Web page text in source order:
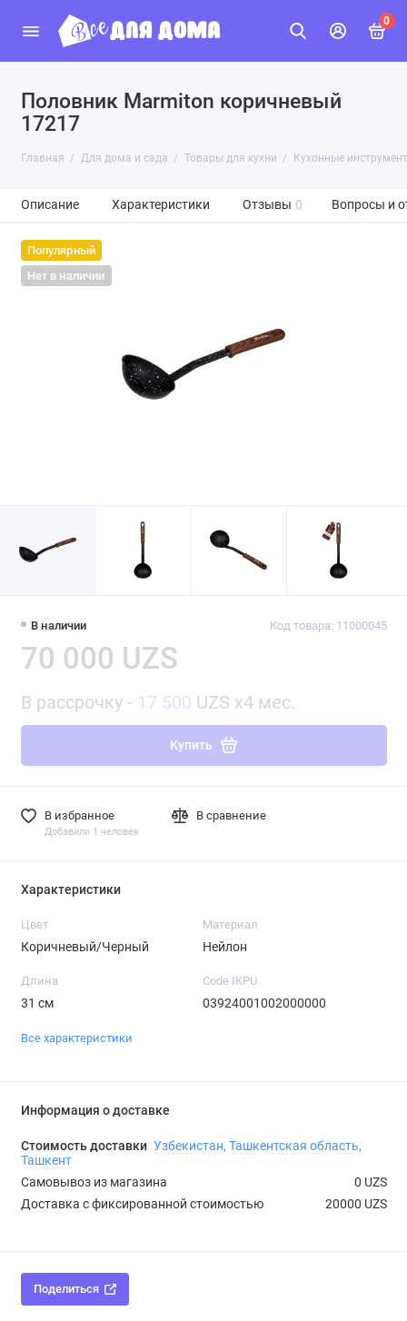
0
Половник Marmiton коричневый
17217
Главная Для дома и сада Товары для кухни Кухонные
Описание Характеристики Отзывы 0 Вопросы и
Популярный
Нет в наличии
В наличии Код товара: 11000045
70 000 UZS
В рассрочку - 17 500 UZS x4 мес.
Купить
В избранное
Добавили 1 человек
В сравнение
Характеристики
Цвет
Коричневый/Черный
Материал
Нейлон
Длина
31 см
Code IKPU
03924001002000000
Все характеристики
Информация о доставке
Стоимость доставки Узбекистан, Ташкентская область,
Ташкент
Самовывоз из магазина
0 UZS
Доставка с фиксированной стоимостью
20000 UZS
Поделиться